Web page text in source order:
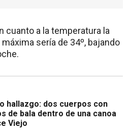
cuanto a la temperatura la
sería de 34º, bajando
hallazgo: dos cuerpos con
de bala dentro de una canoa
Viejo